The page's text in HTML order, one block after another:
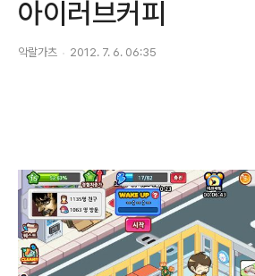
아이러브커피
악랄가츠 2012. 7. 6. 06:35